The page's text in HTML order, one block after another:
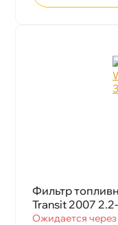
Фильтр
Transit 2007
Ожидается через